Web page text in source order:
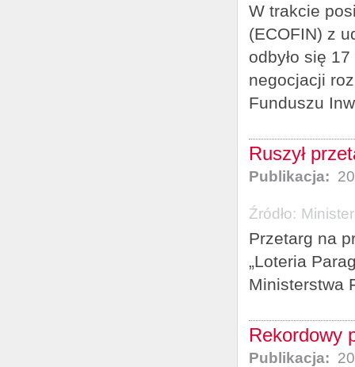
W trakcie
(ECOFIN) z
odbyło się
negocjacji
Funduszu
Ruszył
Publikacja:
Źródło:
Przetarg na
„Loteria
Ministerstwa
Rekordowy
Publikacja: